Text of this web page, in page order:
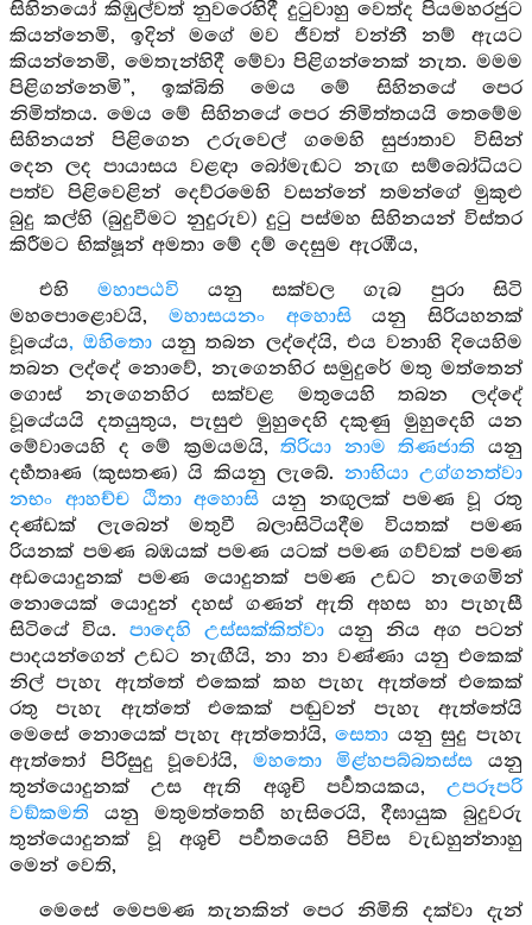
සිහිනයෝ කිඹුල්වත් නුවරෙහිදී දුටුවාහු වෙත්ද පියමහරජුට
කියන්නෙමි, ඉදින් මගේ මව ජීවත් වන්නී නම් ඇයට
කියන්නෙමි, මෙතැන්හිදී මේවා පිළිගන්නෙක් නැත. මමම
පිළිගන්නෙමි”, ඉක්බිති මෙය මේ සිහිනයේ පෙර
නිමිත්තය. මෙය මේ සිහිනයේ පෙර නිමිත්තයයි තෙමේම
සිහිනයන් පිළිගෙන උරුවෙල් ගමෙහි සුජාතාව විසින්
දෙන ලද පායාසය වළඳා බෝමැඬට නැඟ සම්බෝධියට
පත්ව පිළිවෙළින් දෙව්රමෙහි වසන්නේ තමන්ගේ මුකුළු
බුදු කල්හි (බුදුවීමට නුදුරුව) දුටු පස්මහ සිහිනයන් විස්තර
කිරීමට භික්ෂූන් අමතා මේ දම් දෙසුම ඇරඹීය,
එහිමහාපඨවියනු සක්වල ගැබ පුරා සිටි
මහපොළොවයි, මහාසයනං අහොසියනු සිරියහනක්
වූයේය, ඔහිතො යනු තබන ලද්දේයි, එය වනාහි දියෙහිම
තබන ලද්දේ නොවේ, නැගෙනහිර සමුදුරේ මතු මත්තෙන්
ගොස් නැගෙනහිර සක්වළ මතුයෙහි තබන ලද්දේ
වූයේයයි දතයුතුය, පැසුළු මුහුදෙහි දකුණු මුහුදෙහි යන
මේවායෙහි ද මේ ක්‍රමයමයි,තිරියා නාම තිණජාති යනු
දර්‍භතෘණ (කුසතණ) යි කියනු ලැබේ. නාභියා උග්ගනත්වා
නභං ආහච්ච ඨිතා අහොසි යනු නඟුලක් පමණ වූ රතු
දණ්ඩක් ලැබෙන් මතුවී බලාසිටියදීම වියතක් පමණ
රියනක් පමණ බඹයක් පමණ යටක් පමණ ගව්වක් පමණ
අඩයොදුනක් පමණ යොදුනක් පමණ උඩට නැගෙමින්
නොයෙක් යොදුන් දහස් ගණන් ඇති අහස හා පැහැසී
සිටියේ විය.පාදෙහි උස්සක්කිත්වා යනු නිය අග පටන්
පාදයන්ගෙන් උඩට නැඟීයි, නා නා වණ්ණා යනු එකෙක්
නිල් පැහැ ඇත්තේ එකෙක් කහ පැහැ ඇත්තේ එකෙක්
රතු පැහැ ඇත්තේ එකෙක් පඬුවන් පැහැ ඇත්තේයි
මෙසේ නොයෙක් පැහැ ඇත්තෝයි,සෙතා යනු සුදු පැහැ
ඇත්තෝ පිරිසුදු වූවෝයි, මහතො මිළ්හපබ්බතස්ස යනු
තුන්යොදුනක් උස ඇති අශූචි පර්‍වතයකය, උපරූපරි
වඞ්කමති යනු මතුමත්තෙහි හැසිරෙයි, දීඝායුක බුදුවරු
තුන්යොදුනක් වූ අශූචි පර්‍වතයෙහි පිවිස වැඩහුන්නාහු
මෙන් වෙති,
මෙසේ මෙපමණ තැනකින් පෙර නිමිති දක්වා දැන්